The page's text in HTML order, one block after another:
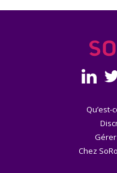
Qu’est-
Chez